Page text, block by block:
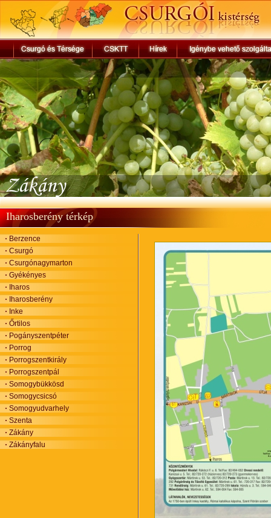
Iharosberény térkép
Berzence
Csurgó
Csurgónagymarton
Gyékényes
Iharos
Iharosberény
Inke
Őrtilos
Pogányszentpéter
Porrog
Porrogszentkirály
Porrogszentpál
Somogybükkösd
Somogycsicsó
Somogyudvarhely
Szenta
Zákány
Zákányfalu